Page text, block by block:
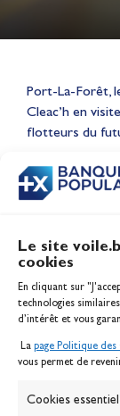
Le site
cookies
En cliquant sur
technologies
d’intérêt et vous
La page Politique
vous permet de
Cookies
Port-La-Forêt,
Cleac’h en
flotteurs du
Jeux